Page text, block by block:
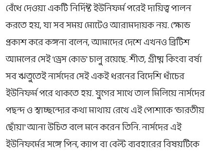
বেঁধে দেওয়া একটি নির্দিষ্ট ইউনিফর্ম পরেই দায়িত্ব পালন
করতে হয়, যা সব সময় মোটেও আরামদায়ক নয়. ক্ষোভ
প্রকাশ করে কঙ্গনা বলেন, আমাদের দেশে এখনও ব্রিটিশ
আমলের সেই ‘ড্রেস কোড’ চালু রয়েছে. শীত, গ্রীষ্ম কিংবা বর্ষা
সব ঋতুতেই নার্সদের সেই একই ধরনের বিদেশি ধাঁচের
ইউনিফর্ম পরে থাকতে হয়. যুগের সাথে তাল মিলিয়ে নার্সদের
পছন্দ ও স্বাচ্ছন্দ্যের কথা মাথায় রেখে এই পোশাকে ‘ভারতীয়
ছোঁয়া’ আনা উচিত বলে মনে করেন তিনি. নার্সদের এই
ইউনিফর্মের সঙ্গে পিন, ক্যাপ বা বেল্ট ব্যবহারের বিষয়টিকে